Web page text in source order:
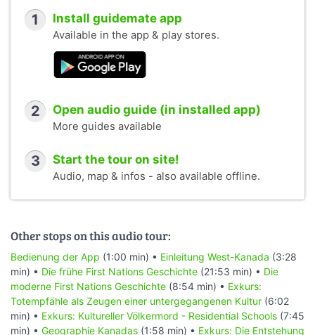
1 Install guidemate app
Available in the app & play stores.
2 Open audio guide (in installed app)
More guides available
3 Start the tour on site!
Audio, map & infos - also available offline.
Other stops on this audio tour:
Bedienung der App (1:00 min) • Einleitung West-Kanada (3:28
min) • Die frühe First Nations Geschichte (21:53 min) • Die
moderne First Nations Geschichte (8:54 min) • Exkurs:
Totempfähle als Zeugen einer untergegangenen Kultur (6:02
min) • Exkurs: Kultureller Völkermord - Residential Schools (7:45
min) • Geographie Kanadas (1:58 min) • Exkurs: Die Entstehung